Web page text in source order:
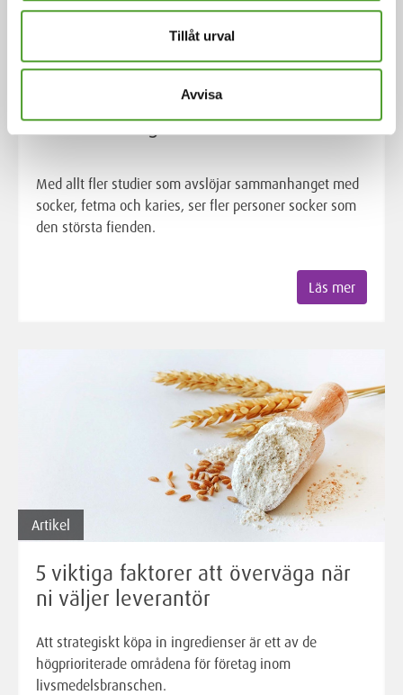
Tillåt urval
Avvisa
Artikel
Sött och lurigt socker
Med allt fler studier som avslöjar sammanhanget med
socker, fetma och karies, ser fler personer socker som
den största fienden.
Läs mer
Artikel
5 viktiga faktorer att överväga när
ni väljer leverantör
Att strategiskt köpa in ingredienser är ett av de
högprioriterade områdena för företag inom
livsmedelsbranschen.